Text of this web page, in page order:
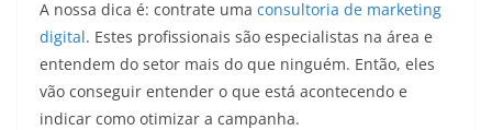
A nossa dica é: contrate uma consultoria de marketing
digital. Estes profissionais são especialistas na área e
entendem do setor mais do que ninguém. Então, eles
vão conseguir entender o que está acontecendo e
indicar como otimizar a campanha.